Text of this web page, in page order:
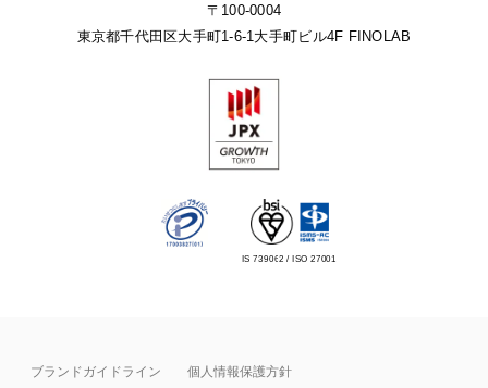
〒100-0004
東京都千代田区大手町1-6-1 大手町ビル4F FINOLAB
IS 739062 / ISO 27001
ブランドガイドライン 個人情報保護方針